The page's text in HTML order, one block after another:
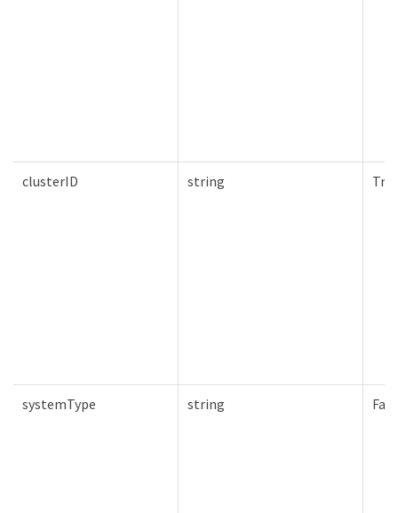
clusterID string
systemType string